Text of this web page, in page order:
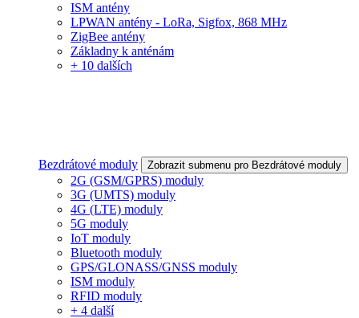
ISM antény
LPWAN antény - LoRa, Sigfox, 868 MHz
ZigBee antény
Základny k anténám
+ 10 dalších
Bezdrátové moduly Zobrazit submenu pro Bezdrátové moduly
2G (GSM/GPRS) moduly
3G (UMTS) moduly
4G (LTE) moduly
5G moduly
IoT moduly
Bluetooth moduly
GPS/GLONASS/GNSS moduly
ISM moduly
RFID moduly
+ 4 další